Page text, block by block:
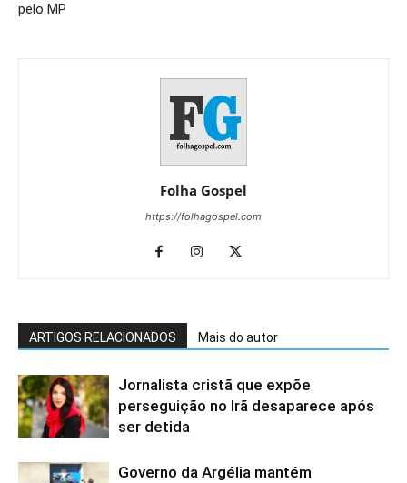
pelo MP
Folha Gospel
https://folhagospel.com
ARTIGOS RELACIONADOS Mais do autor
Jornalista cristã que expõe
perseguição no Irã desaparece após
ser detida
Governo da Argélia mantém